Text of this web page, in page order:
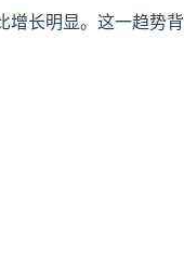
增长明显。这一趋势背